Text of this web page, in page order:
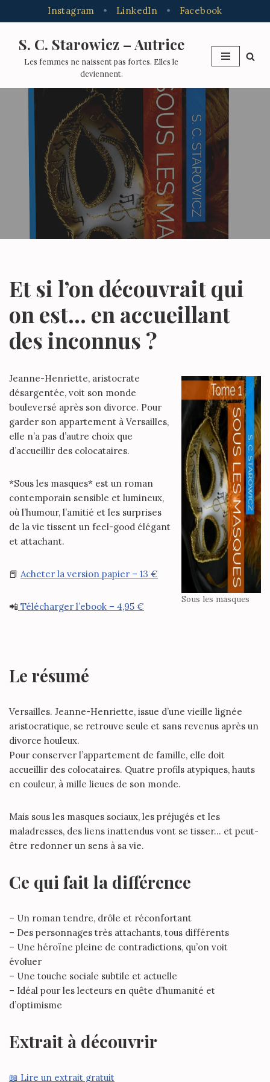
Aller
contenu
S. C. Starowicz – Autrice
Les femmes ne naissent pas fortes. Elles le
deviennent.
Et si l’on découvrait qui
on est… en accueillant
des inconnus ?
Sous les masques
Jeanne-Henriette, aristocrate
désargentée, voit son monde
bouleversé après son divorce. Pour
garder son appartement à Versailles,
elle n’a pas d’autre choix que
d’accueillir des colocataires.
*Sous les masques* est un roman
contemporain sensible et lumineux,
où l’humour, l’amitié et les surprises
de la vie tissent un feel-good élégant
et attachant.
📕 Acheter la version papier – 13 €
📲 Télécharger l’ebook – 4,95 €
Le résumé
Versailles. Jeanne-Henriette, issue d’une vieille lignée
aristocratique, se retrouve seule et sans revenus après un
divorce houleux.
Pour conserver l’appartement de famille, elle doit
accueillir des colocataires. Quatre profils atypiques, hauts
en couleur, à mille lieues de son monde.
Mais sous les masques sociaux, les préjugés et les
maladresses, des liens inattendus vont se tisser… et peut-
être redonner un sens à sa vie.
Ce qui fait la différence
– Un roman tendre, drôle et réconfortant
– Des personnages très attachants, tous différents
– Une héroïne pleine de contradictions, qu’on voit
évoluer
– Une touche sociale subtile et actuelle
– Idéal pour les lecteurs en quête d’humanité et
d’optimisme
Extrait à découvrir
📖 Lire un extrait gratuit
Instagram • LinkedIn • Facebook